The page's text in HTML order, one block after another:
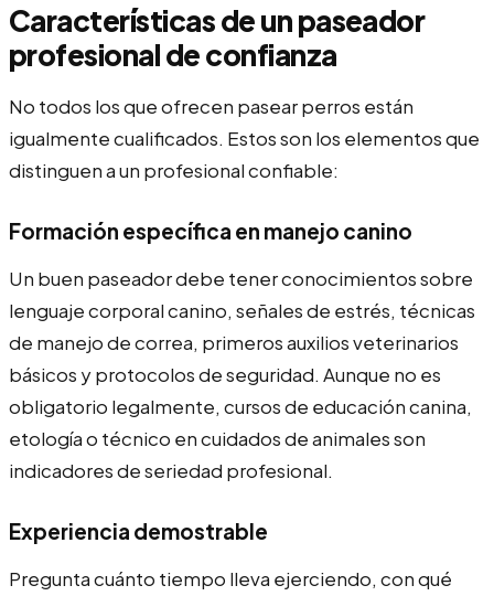
Características de un paseador
profesional de confianza
No todos los que ofrecen pasear perros están
igualmente cualificados. Estos son los elementos que
distinguen a un profesional confiable:
Formación específica en manejo canino
Un buen paseador debe tener conocimientos sobre
lenguaje corporal canino, señales de estrés, técnicas
de manejo de correa, primeros auxilios veterinarios
básicos y protocolos de seguridad. Aunque no es
obligatorio legalmente, cursos de educación canina,
etología o técnico en cuidados de animales son
indicadores de seriedad profesional.
Experiencia demostrable
Pregunta cuánto tiempo lleva ejerciendo, con qué